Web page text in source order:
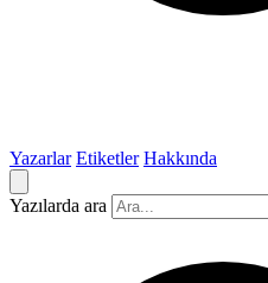
Yazarlar Etiketler Hakkında
Yazılarda ara